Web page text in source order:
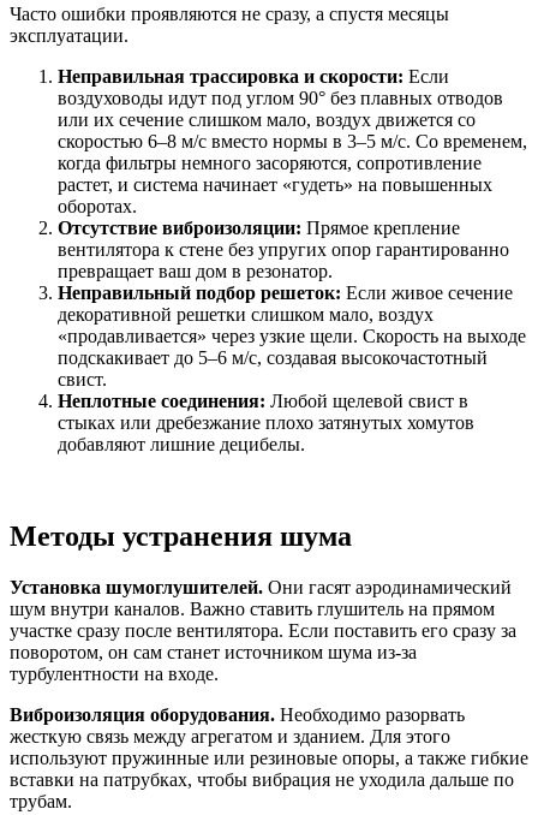
Часто ошибки проявляются не сразу, а спустя месяцы
эксплуатации.
Неправильная трассировка и скорости: Если
воздуховоды идут под углом 90° без плавных отводов
или их сечение слишком мало, воздух движется со
скоростью 6–8 м/с вместо нормы в 3–5 м/с. Со временем,
когда фильтры немного засоряются, сопротивление
растет, и система начинает «гудеть» на повышенных
оборотах.
Отсутствие виброизоляции: Прямое крепление
вентилятора к стене без упругих опор гарантированно
превращает ваш дом в резонатор.
Неправильный подбор решеток: Если живое сечение
декоративной решетки слишком мало, воздух
«продавливается» через узкие щели. Скорость на выходе
подскакивает до 5–6 м/с, создавая высокочастотный
свист.
Неплотные соединения: Любой щелевой свист в
стыках или дребезжание плохо затянутых хомутов
добавляют лишние децибелы.
Методы устранения шума
Установка шумоглушителей. Они гасят аэродинамический
шум внутри каналов. Важно ставить глушитель на прямом
участке сразу после вентилятора. Если поставить его сразу за
поворотом, он сам станет источником шума из-за
турбулентности на входе.
Виброизоляция оборудования. Необходимо разорвать
жесткую связь между агрегатом и зданием. Для этого
используют пружинные или резиновые опоры, а также гибкие
вставки на патрубках, чтобы вибрация не уходила дальше по
трубам.